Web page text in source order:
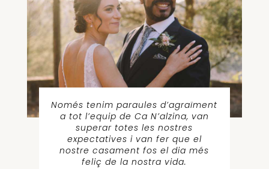
Només tenim paraules d’agraïment
a tot l’equip de Ca N’alzina, van
superar totes les nostres
expectatives i van fer que el
nostre casament fos el dia més
feliç de la nostra vida.